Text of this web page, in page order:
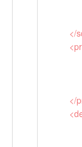
</
<
</
<